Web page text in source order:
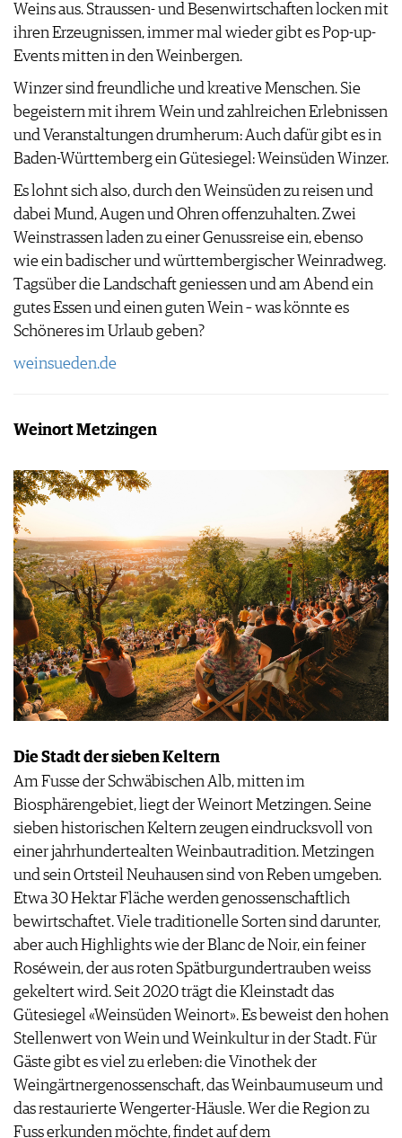
Weins aus. Straussen- und Besenwirtschaften locken mit
ihren Erzeugnissen, immer mal wieder gibt es Pop-up-
Events mitten in den Weinbergen.
Winzer sind freundliche und kreative Menschen. Sie
begeistern mit ihrem Wein und zahlreichen Erlebnissen
und Veranstaltungen drumherum: Auch dafür gibt es in
Baden-Württemberg ein Gütesiegel: Weinsüden Winzer.
Es lohnt sich also, durch den Weinsüden zu reisen und
dabei Mund, Augen und Ohren offenzuhalten. Zwei
Weinstrassen laden zu einer Genussreise ein, ebenso
wie ein badischer und württembergischer Weinradweg.
Tagsüber die Landschaft geniessen und am Abend ein
gutes Essen und einen guten Wein – was könnte es
Schöneres im Urlaub geben?
weinsueden.de
Weinort Metzingen
Die Stadt der sieben Keltern
Am Fusse der Schwäbischen Alb, mitten im
Biosphärengebiet, liegt der Weinort Metzingen. Seine
sieben historischen Keltern zeugen eindrucksvoll von
einer jahrhundertealten Weinbautradition. Metzingen
und sein Ortsteil Neuhausen sind von Reben umgeben.
Etwa 30 Hektar Fläche werden genossenschaftlich
bewirtschaftet. Viele traditionelle Sorten sind darunter,
aber auch Highlights wie der Blanc de Noir, ein feiner
Roséwein, der aus roten Spätburgundertrauben weiss
gekeltert wird. Seit 2020 trägt die Kleinstadt das
Gütesiegel «Weinsüden Weinort». Es beweist den hohen
Stellenwert von Wein und Weinkultur in der Stadt. Für
Gäste gibt es viel zu erleben: die Vinothek der
Weingärtnergenossenschaft, das Weinbaumuseum und
das restaurierte Wengerter-Häusle. Wer die Region zu
Fuss erkunden möchte, findet auf dem